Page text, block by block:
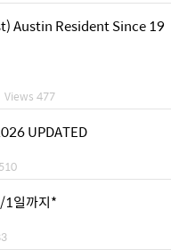
Austin Resident Since 19
Views 477
UPDATED
일까지*